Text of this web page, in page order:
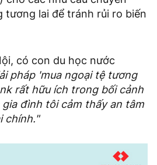
tương lai để tránh rủi ro biến
có con du học nước
pháp 'mua ngoại tệ tương
rất hữu ích trong bối cảnh
đình tôi cảm thấy an tâm
chính."